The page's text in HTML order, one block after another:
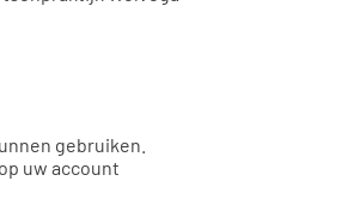
gebruiken.
uw account